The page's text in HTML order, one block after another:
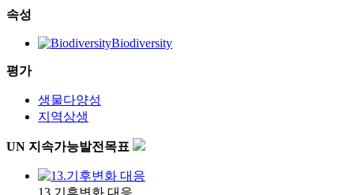
속성
Biodiversity
평가
생물다양성
지역상생
UN 지속가능발전목표
13.기후변화 대응